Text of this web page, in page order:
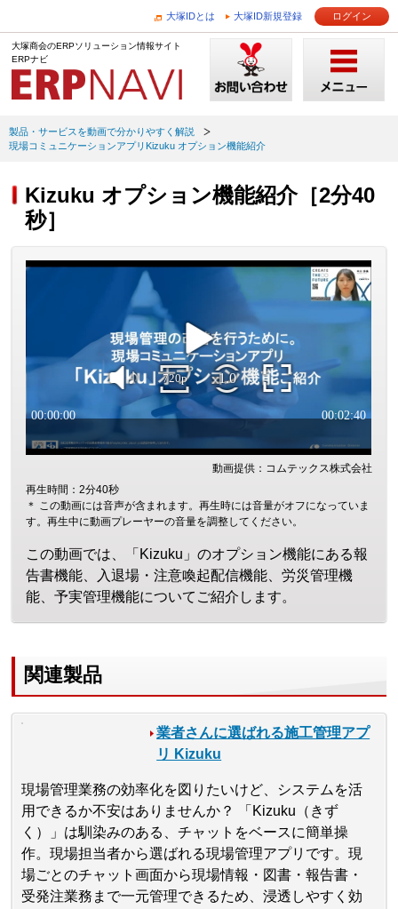
大塚IDとは 大塚ID新規登録 ログイン
大塚商会のERPソリューション情報サイト
ERPナビ
製品・サービスを動画で分かりやすく解説
現場コミュニケーションアプリKizuku オプション機能紹介
Kizuku オプション機能紹介［2分40
秒］
動画提供：コムテックス株式会社
再生時間：2分40秒
＊ この動画には音声が含まれます。再生時には音量がオフになっていま
す。再生中に動画プレーヤーの音量を調整してください。
この動画では、「Kizuku」のオプション機能にある報
告書機能、入退場・注意喚起配信機能、労災管理機
能、予実管理機能についてご紹介します。
関連製品
業者さんに選ばれる施工管理アプ
リ Kizuku
現場管理業務の効率化を図りたいけど、システムを活
用できるか不安はありませんか？ 「Kizuku（きず
く）」は馴染みのある、チャットをベースに簡単操
作。現場担当者から選ばれる現場管理アプリです。現
場ごとのチャット画面から現場情報・図書・報告書・
受発注業務まで一元管理できるため、浸透しやすく効